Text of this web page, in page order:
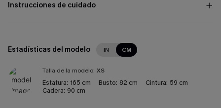
Instrucciones de cuidado
Estadísticas del modelo IN CM
Talla de la modelo: XS
Estatura: 165 cm Busto: 82 cm Cintura: 59 cm
Cadera: 90 cm